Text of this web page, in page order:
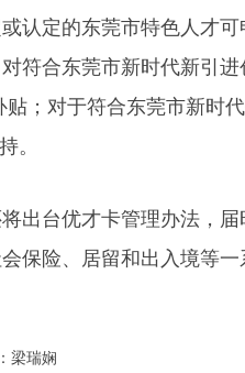
认定的东莞市特色人才
符合东莞市新时代新引
；对于符合东莞市新时
。
出台优才卡管理办法，
保险、居留和出入境等
梁瑞娴